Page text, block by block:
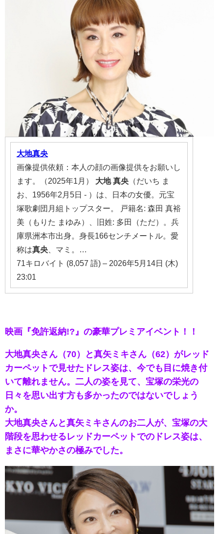
大地真央
画像提供依頼：本人の顔の画像提供をお願いし
ます。（2025年1月） 大地 真央 （だいち ま
お、1956年2月5日 - ）は、日本の女優。元宝
塚歌劇団月組トップスター。 戸籍名: 森田 真裕
美（もりた まゆみ）、旧姓: 多田（ただ）。兵
庫県洲本市出身。身長166センチメートル。愛
称は真央 、マミ。…
71キロバイト (8,057 語) – 2026年5月14日 (木)
23:01
映画『免許返納!?』の豪華プレミアイベント！！
大地真央さん（70）と真矢ミキさん（62）がレッド
カーペットで見せたドレス姿は、今でも目に焼き付
いて離れません。二人の姿を見て、宝塚の栄光の
日々を思い出す方も多かったのではないでしょう
か。
大地真央さんと真矢ミキさんのお二人が、宝塚の大
階段を思わせるレッドカーペットでのドレス姿は、
まさに華やかさの極みでした。